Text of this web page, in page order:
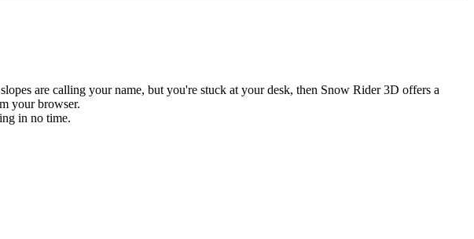
are calling your name, but you're stuck at your desk, then Snow Rider 3D offers a
your browser.
in no time.